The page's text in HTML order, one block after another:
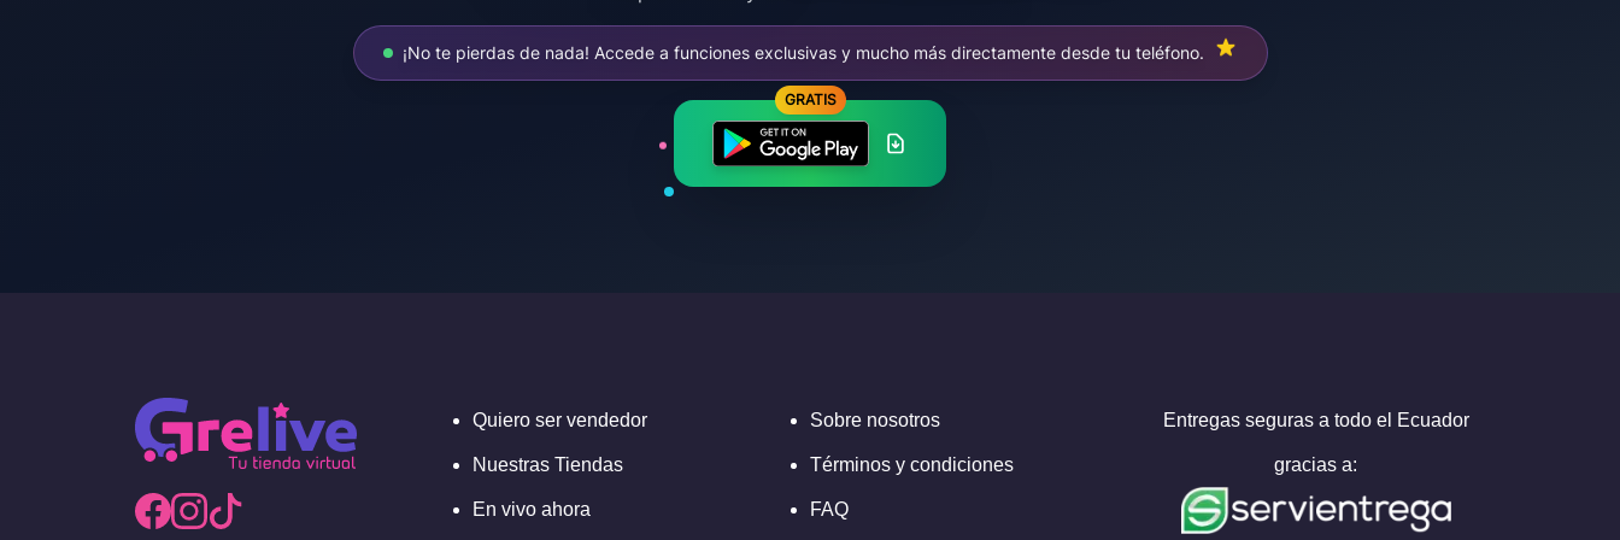
¡No te pierdas de nada! Accede a funciones exclusivas y mucho más directamente desde tu teléfono.
GRATIS
Quiero ser vendedor
Nuestras Tiendas
En vivo ahora
Sobre nosotros
Términos y condiciones
FAQ
Entregas seguras a todo el Ecuador
gracias a: